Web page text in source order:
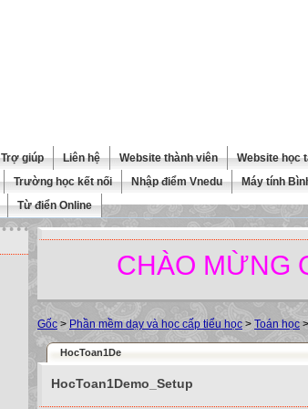
Trợ giúp Liên hệ Website thành viên Website học
Trường học kết nối Nhập điểm Vnedu Máy tính
Từ điển Online
CHÀO MỪNG QUÍ
Gốc > Phần mềm dạy và học cấp tiểu học > Toán học>
HocToan1De
HocToan1Demo_Setup